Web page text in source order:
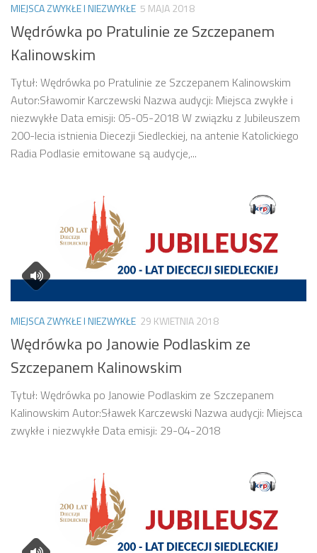
MIEJSCA ZWYKŁE I NIEZWYKŁE 5 MAJA 2018
Wędrówka po Pratulinie ze Szczepanem
Kalinowskim
Tytuł: Wędrówka po Pratulinie ze Szczepanem Kalinowskim
Autor:Sławomir Karczewski Nazwa audycji: Miejsca zwykłe i
niezwykłe Data emisji: 05-05-2018 W związku z Jubileuszem
200-lecia istnienia Diecezji Siedleckiej, na antenie Katolickiego
Radia Podlasie emitowane są audycje,...
MIEJSCA ZWYKŁE I NIEZWYKŁE 29 KWIETNIA 2018
Wędrówka po Janowie Podlaskim ze
Szczepanem Kalinowskim
Tytuł: Wędrówka po Janowie Podlaskim ze Szczepanem
Kalinowskim Autor:Sławek Karczewski Nazwa audycji: Miejsca
zwykłe i niezwykłe Data emisji: 29-04-2018